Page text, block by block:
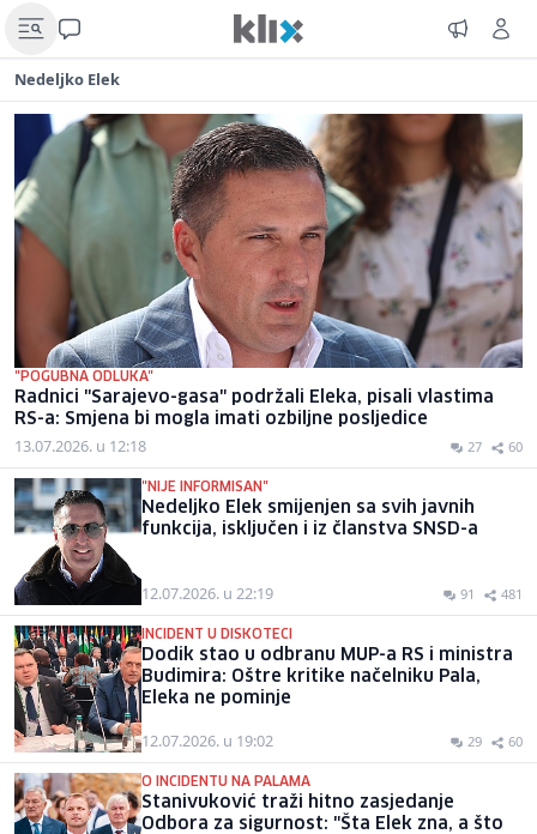
Nedeljko Elek
"POGUBNA ODLUKA"
Radnici "Sarajevo-gasa" podržali Eleka, pisali vlastima
RS-a: Smjena bi mogla imati ozbiljne posljedice
13.07.2026. u 12:18 27 60
"NIJE INFORMISAN"
Nedeljko Elek smijenjen sa svih javnih
funkcija, isključen i iz članstva SNSD-a
12.07.2026. u 22:19 91 481
INCIDENT U DISKOTECI
Dodik stao u odbranu MUP-a RS i ministra
Budimira: Oštre kritike načelniku Pala,
Eleka ne pominje
12.07.2026. u 19:02 29 60
O INCIDENTU NA PALAMA
Stanivuković traži hitno zasjedanje
Odbora za sigurnost: "Šta Elek zna, a što